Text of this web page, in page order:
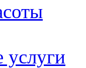
услуги